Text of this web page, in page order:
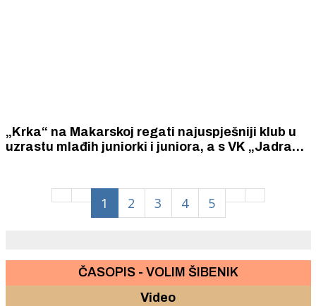
„Krka“ na Makarskoj regati najuspješniji klub u
uzrastu mlađih juniorki i juniora, a s VK „Jadran“
1 2 3 4 5
ČASOPIS - VOLIM ŠIBENIK
Video